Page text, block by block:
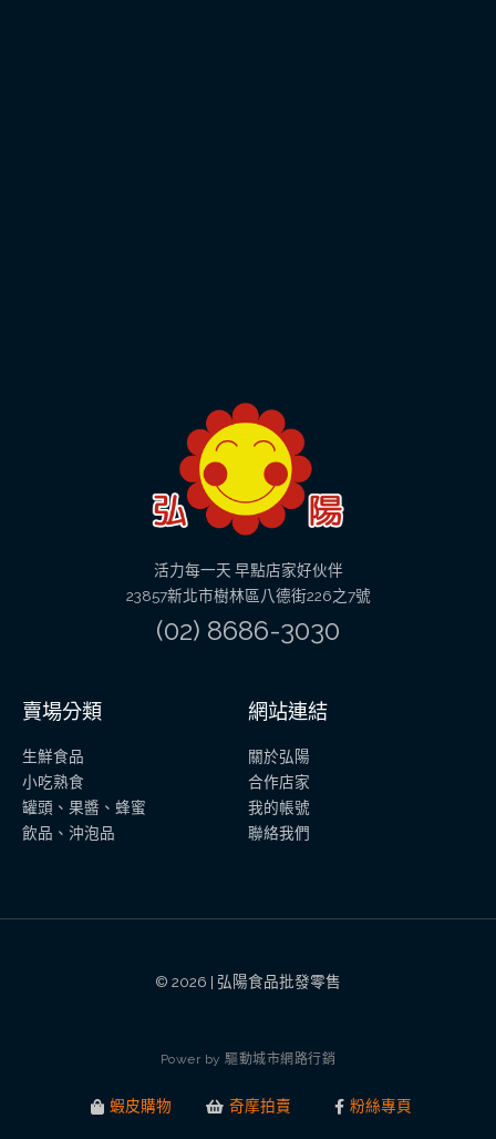
活力每一天 早點店家好伙伴
23857新北市樹林區八德街226之7號
(02) 8686-3030
賣場分類
生鮮食品
小吃熟食
罐頭、果醬、蜂蜜
飲品、沖泡品
網站連結
關於弘陽
合作店家
我的帳號
聯絡我們
© 2026 | 弘陽食品批發零售
Power by 驅動城市網 路行銷
蝦皮購物 奇摩拍賣 粉絲專頁